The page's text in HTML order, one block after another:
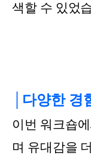
색할 수 있었
│다양한
이번 워크숍
며 유대감을